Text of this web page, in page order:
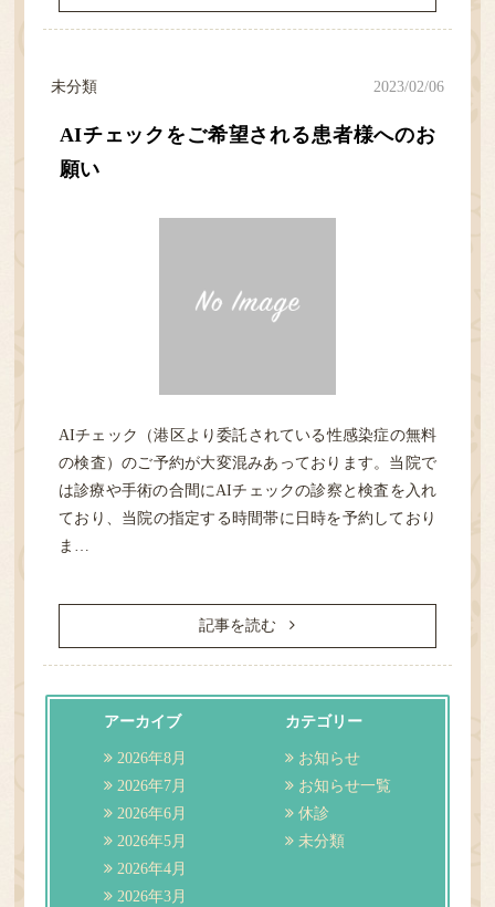
AIチェックをご希望される患者様へのお
願い
未分類 2023/02/06
AIチェック（港区より委託されている性感染症の無料
の検査）のご予約が大変混みあっております。当院で
は診療や手術の合間にAIチェックの診察と検査を入れ
ており、当院の指定する時間帯に日時を予約しており
ま…
記事を読む
アーカイブ
2026年8月
2026年7月
2026年6月
2026年5月
2026年4月
2026年3月
カテゴリー
お知らせ
お知らせ一覧
休診
未分類